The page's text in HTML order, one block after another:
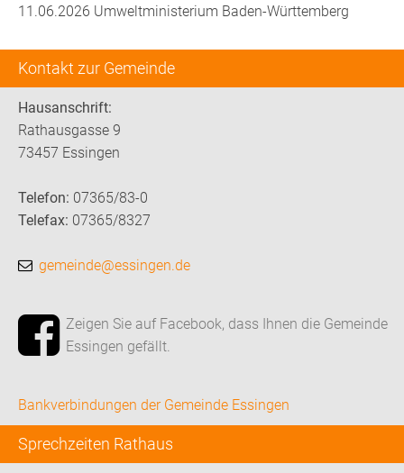
Kontakt zur Gemeinde
Hausanschrift:
Rathausgasse 9
73457 Essingen
Telefon: 07365/83-0
Telefax: 07365/8327
gemeinde@essingen.de
Zeigen Sie auf Facebook, dass Ihnen die Gemeinde
Essingen gefällt.
Bankverbindungen der Gemeinde Essingen
Sprechzeiten Rathaus
11.06.2026 Umweltministerium Baden-Württemberg